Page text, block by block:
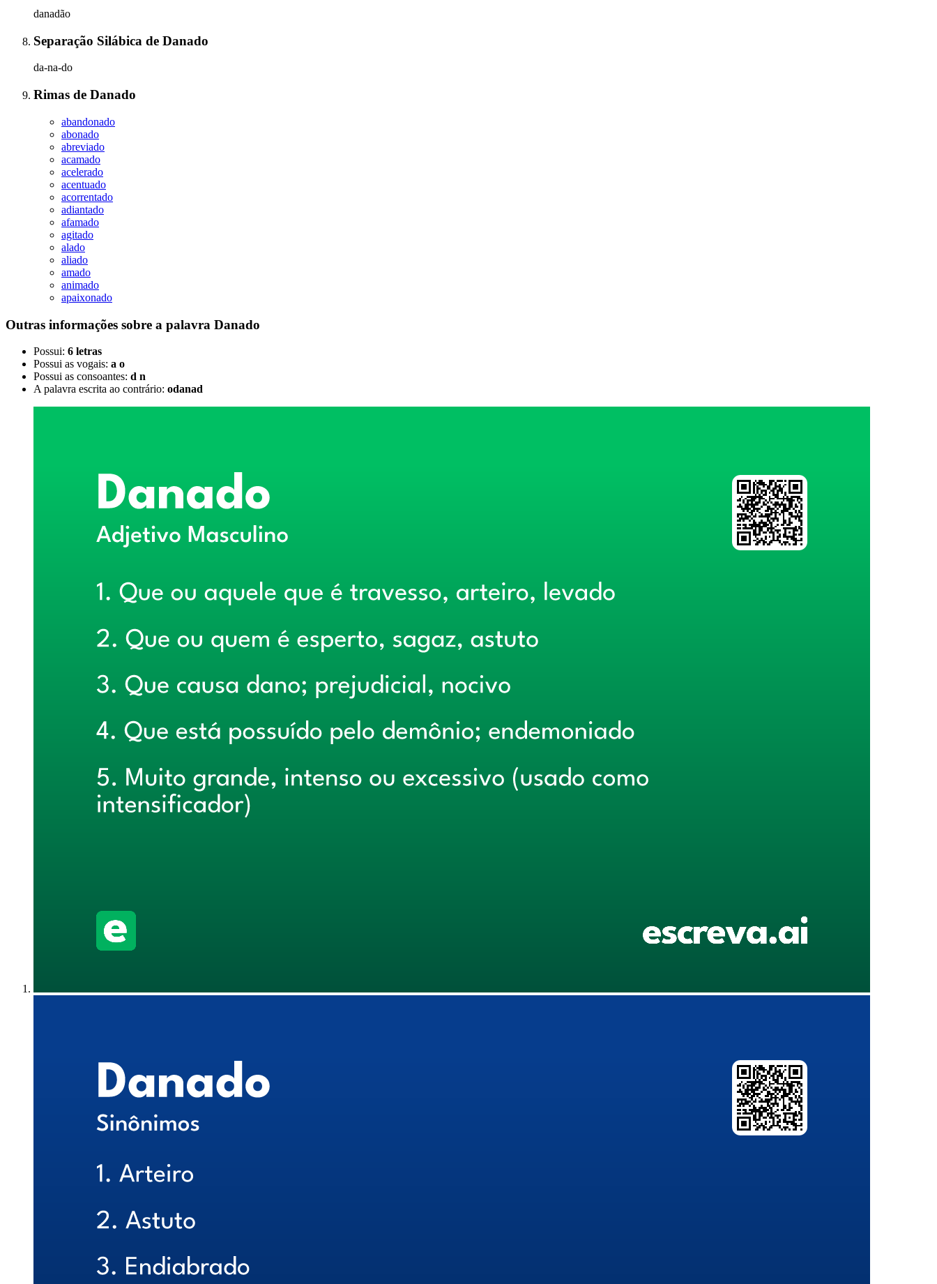
danadão
Separação Silábica de Danado
da-na-do
Rimas de Danado
abandonado
abonado
abreviado
acamado
acelerado
acentuado
acorrentado
adiantado
afamado
agitado
alado
aliado
amado
animado
apaixonado
Outras informações sobre a palavra Danado
Possui: 6 letras
Possui as vogais: a o
Possui as consoantes: d n
A palavra escrita ao contrário: odanad